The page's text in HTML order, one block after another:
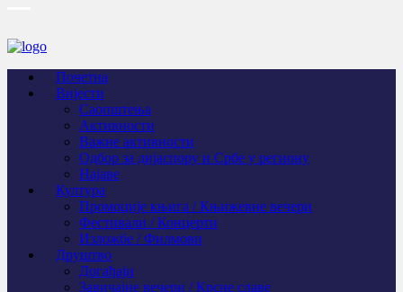
Почетна
Вијести
Саопштења
Активности
Важне активности
Одбор за дијаспору и Србе у региону
Најаве
Култура
Промоције књига / Књижевне вечери
Фестивали / Концерти
Изложбе / Филмови
Друштво
Догађаји
Завичајне вечери / Крсне славе